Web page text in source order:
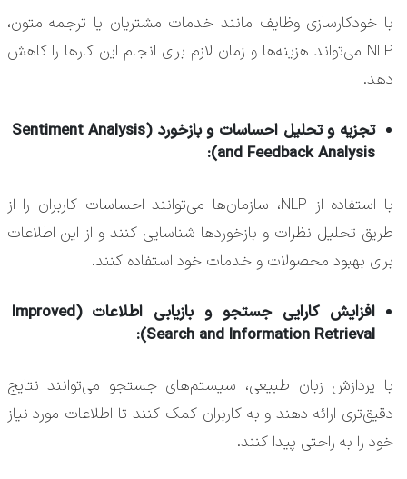
با خودکارسازی وظایف مانند خدمات مشتریان یا ترجمه متون،
NLP می‌تواند هزینه‌ها و زمان لازم برای انجام این کارها را کاهش
دهد.
تجزیه و تحلیل احساسات و بازخورد (Sentiment Analysis
and Feedback Analysis):
با استفاده از NLP، سازمان‌ها می‌توانند احساسات کاربران را از
طریق تحلیل نظرات و بازخوردها شناسایی کنند و از این اطلاعات
برای بهبود محصولات و خدمات خود استفاده کنند.
افزایش کارایی جستجو و بازیابی اطلاعات (Improved
Search and Information Retrieval):
با پردازش زبان طبیعی، سیستم‌های جستجو می‌توانند نتایج
دقیق‌تری ارائه دهند و به کاربران کمک کنند تا اطلاعات مورد نیاز
خود را به راحتی پیدا کنند.